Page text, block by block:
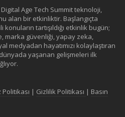
Age Tech Summit teknoloji,
alan bir etkinliktir. Başlangıçta
tartışıldığı etkinlik bugün;
marka güvenliği, yapay zeka,
medyadan hayatımızı kolaylaştıran
yaşanan gelişmeleri ilk
Politikası | Gizlilik Politikası | Basın